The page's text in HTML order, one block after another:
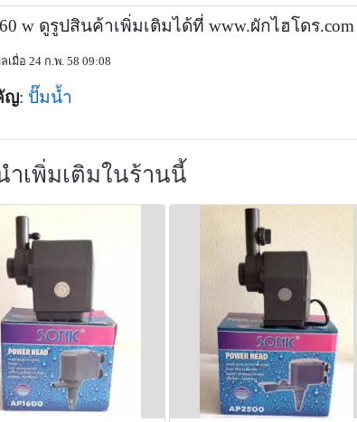
w ดูรูปสินค้าเพิ่มเติมได้ที่ www.ผักไฮโดร
เมื่อ 24 ก.พ. 58 09:08
ญ: ปั๊มน้ำ
ำเพิ่มเติมในร้านนี้